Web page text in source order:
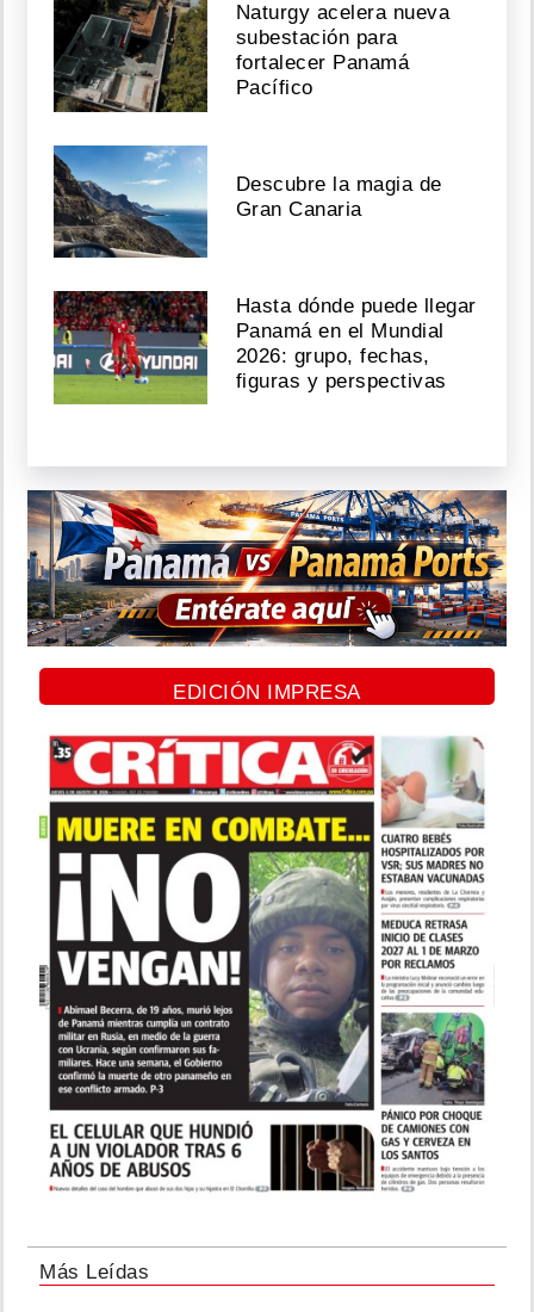
Naturgy acelera nueva
subestación para
fortalecer Panamá
Pacífico
Descubre la magia de
Gran Canaria
Hasta dónde puede llegar
Panamá en el Mundial
2026: grupo, fechas,
figuras y perspectivas
EDICIÓN IMPRESA
Más Leídas